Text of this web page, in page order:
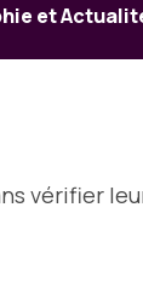
et
vérifier